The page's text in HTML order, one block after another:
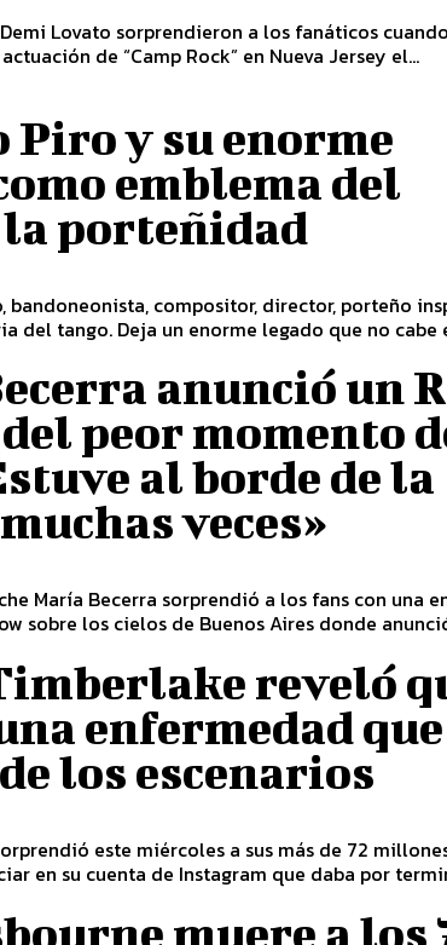
Lovato sorprendieron a los fanáticos
de “Camp Rock” en Nueva Jersey el...
Piro y su enorme
emblema del
porteñidad
bandoneonista, compositor, director, porteño
del tango. Deja un enorme legado que no cabe
anunció un
peor momento
al borde de la
veces»
María Becerra sorprendió a los fans con una
sobre los cielos de Buenos Aires donde
reveló
enfermedad
los escenarios
este miércoles a sus más de 72
en su cuenta de Instagram que daba por
muere a los